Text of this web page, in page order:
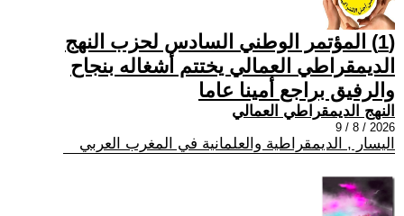
(1) المؤتمر الوطني السادس لحزب النهج
الديمقراطي العمالي يختتم أشغاله بنجاح
والرفيق براجع أمينا عاما
النهج الديمقراطي العمالي
2026 / 8 / 9
اليسار , الديمقراطية والعلمانية في المغرب العربي